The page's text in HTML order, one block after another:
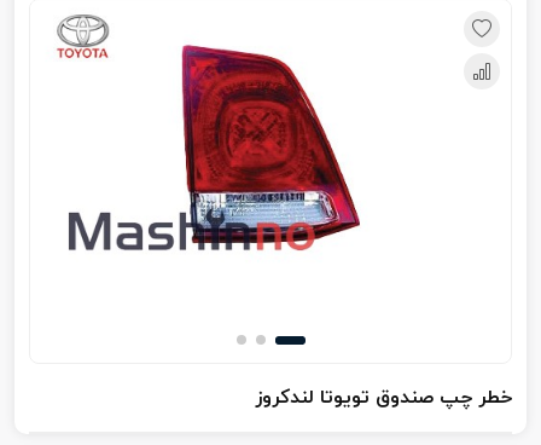
خطر چپ صندوق تویوتا لندکروز